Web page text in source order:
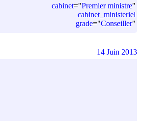
cabinet="Premier ministre"
cabinet_ministeriel
grade="Conseiller"
14 Juin 2013